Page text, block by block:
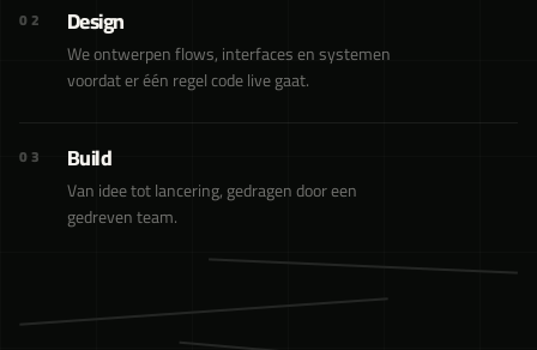
02 Design
We ontwerpen flows, interfaces en systemen
voordat er één regel code live gaat.
03 Build
Van idee tot lancering, gedragen door een
gedreven team.
01·STRATEGIE